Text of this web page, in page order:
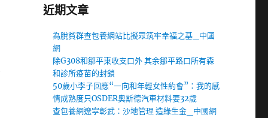
近期文章
為脫貧群查包養網站比擬眾筑牢幸福之基_中國
網
除G308和鄒平東收支口外 其余鄒平路口所有森
和診所疫苗的封鎖
50歲小李子回應“一向和年輕女性約會”：我的感
情成熟度只OSDER奧斯德汽車材料要32歲
查包養網遼寧彰武：沙地管理 造綠生金_中國網